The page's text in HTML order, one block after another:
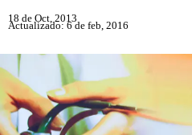
18 de Oct, 2013
Actualizado: 6 de feb, 2016